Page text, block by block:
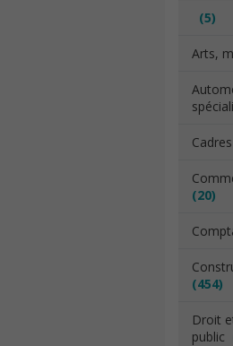
(5)
Arts,
(20)
(454)
Droit
public